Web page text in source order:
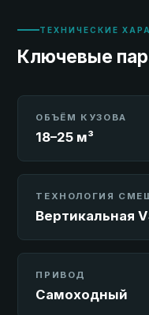
ТЕХНИЧЕСКИЕ
Ключевые
ОБЪЁМ КУЗОВА
18–25 м³
ТЕХНОЛОГИЯ
Вертикальная
ПРИВОД
Самоходный